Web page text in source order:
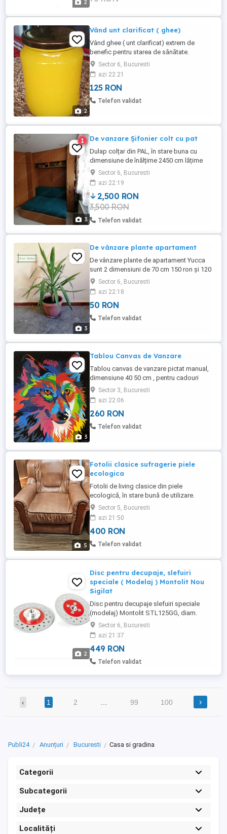
2
2
Vând unt clarificat ( ghee)
Vând ghee ( unt clarificat) extrem de
benefic pentru starea de sănătate.
Beneficii; Îmbunătățește digestia Ajuta la
imbunatâțirea vederii Tonic pentru
articulatii si memorie Purificator al pielii
Extrem de folosit în bucătăria indiană ( o
soluție naturală, organică) Se prepară din
Sector 6, Bucuresti
azi 22:21
125 RON
Telefon validat
3
1 De vanzare Șifonier colt cu pat
Dulap colțar din PAL, în stare buna cu
dimensiune de înălțime 2450 cm lățime
1920x2450 cm adâncime 560
cm,dimensiune pat 1500x2000 se vinde
împreună cu salteaua.
Sector 6, Bucuresti
azi 22:19
2,500 RON
3,500 RON
Telefon validat
3
De vânzare plante apartament
De vânzare plante de apartament Yucca
sunt 2 dimensiuni de 70 cm 150 ron și 120
cm 200 ron Syngonium arrow este la 50
ron.
Sector 6, Bucuresti
azi 22:18
50 RON
Telefon validat
3
Tablou Canvas de Vanzare
Tablou canvas de vanzare pictat manual,
dimensiune 40 50 cm , pentru cadouri
deosebite si nu numai , handmade . Se
poate amplasa oriunde , casă, birou , etc.
Trimit oriunde in țară cu Poșta Română
sau Curier.
Sector 3, Bucuresti
azi 22:06
260 RON
Telefon validat
5
Fotolii clasice sufragerie piele
ecologica
Fotolii de living clasice din piele
ecologică, în stare bună de utilizare.
Mobilierul are o textură moale și o culoare
maro deschis, care se potrivește perfect
cu orice decor. Ideale pentru a crea o
atmosferă confortabilă și elegantă în
living. Set 2 buc. Predare zona Piata
Sector 5, Bucuresti
azi 21:50
400 RON
Telefon validat
2
Disc pentru decupaje, slefuiri
speciale ( Modelaj ) Montolit Nou
Sigilat
Disc pentru decupaje slefuiri speciale
(modelaj) Montolit STL125GG, diam.
125mm. Taiere umeda sau uscata,
prindere pentru polizor unghiular Diametru
disc 125mm, tip prindere M14
Sector 6, Bucuresti
azi 21:37
449 RON
Telefon validat
‹ 1 2 99 100 ›
Publi24 Anunțuri Bucuresti Casa si gradina
Categorii
Subcategorii
Județe
Localități